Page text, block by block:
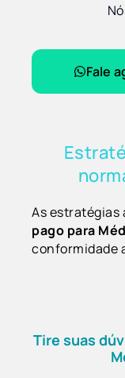
Fale
As estratégias
pago para
conformidade
Tire suas